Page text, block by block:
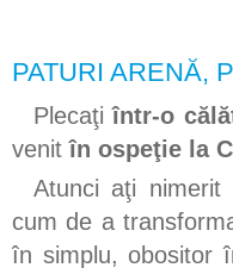
PATURI ARENĂ,
Plecaţiîntr-o
venitîn ospeţie la
Atunci aţi
cum de a
în simplu, obositor